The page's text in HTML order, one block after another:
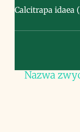
Calcitrapa idaea
Nazwa